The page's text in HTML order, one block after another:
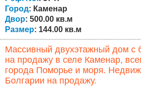
гостиная/ зал с камином (водяная
Город: Каменар
Двор: 500.00 кв.м
Размер: 144.00 кв.м
Массивный двухэтажный дом с
на продажу в селе Каменар,
города Поморье и моря.
Болгарии на продажу.